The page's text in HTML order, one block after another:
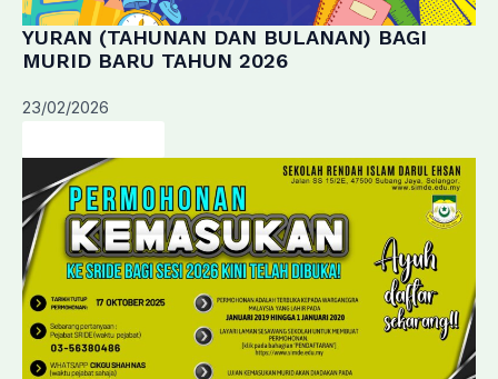
YURAN (TAHUNAN DAN BULANAN) BAGI
MURID BARU TAHUN 2026
23/02/2026